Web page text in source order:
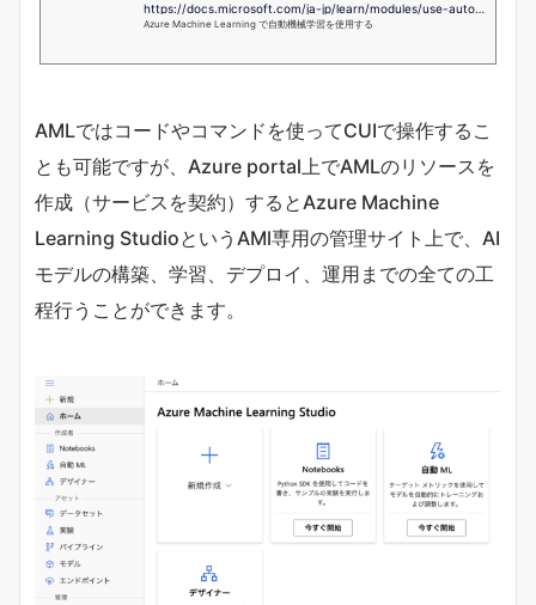
https://docs.microsoft.com/ja-jp/learn/modules/use-automated-machine-learning/
Azure Machine Learning で自動機械学習を使用する
AMLではコードやコマンドを使ってCUIで操作するこ
とも可能ですが、Azure portal上でAMLのリソースを
作成（サービスを契約）するとAzure Machine
Learning StudioというAMl専用の管理サイト上で、AI
モデルの構築、学習、デプロイ、運用までの全ての工
程行うことができます。